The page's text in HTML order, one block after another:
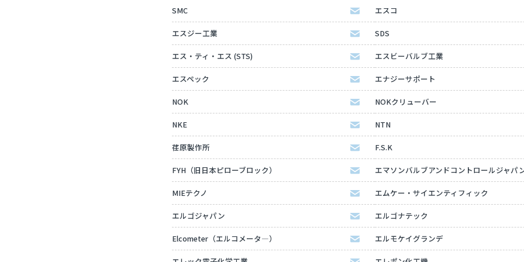
SMC エスコ
エスジー工業 SDS
エス・ティ・エス (STS) エスビーバルブ工業
エスペック エナジーサポート
NOK NOKクリューバー
NKE NTN
荏原製作所 F.S.K
FYH（旧日本ピローブロック） エマソンバルブアンドコントロールジャパ
MIEテクノ エムケー・サイエンティフィック
エルゴジャパン エルゴナテック
Elcometer（エルコメータ―） エルモケイグランデ